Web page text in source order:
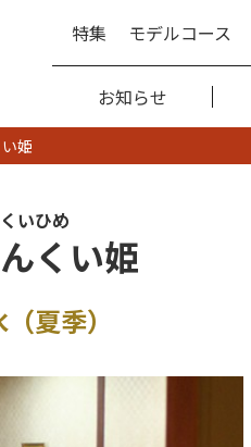
特集 モデルコース
お知らせ
姫
いひめ
くい姫
夏季）